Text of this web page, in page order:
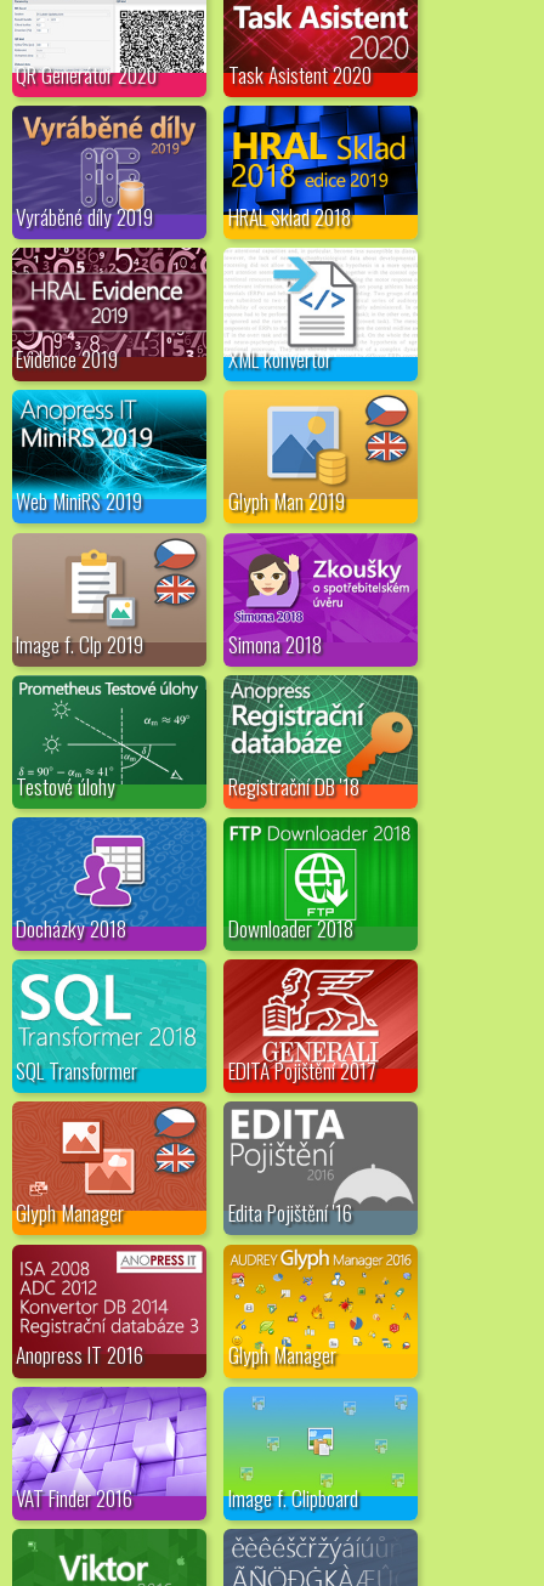
QR Generátor 2020 Task Asistent 2020
Vyráběné díly 2019 HRAL Sklad 2018
Evidence 2019 XML konvertor
Web MiniRS 2019 Glyph Man 2019
Image f. Clp 2019 Simona 2018
Testové úlohy Registrační DB '18
Docházky 2018 Downloader 2018
SQL Transformer EDITA Pojištění 2017
Glyph Manager Edita Pojištění '16
Anopress IT 2016 Glyph Manager
VAT Finder 2016 Image f. Clipboard